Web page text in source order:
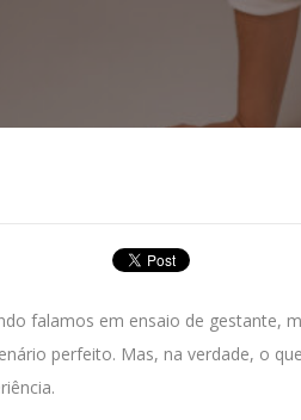
falamos em ensaio de gestante,
perfeito. Mas, na verdade, o